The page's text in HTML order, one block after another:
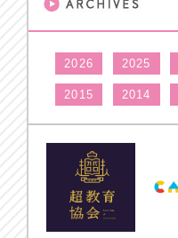
2026 2025
2015 2014